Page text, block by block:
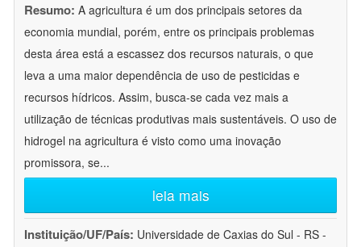
Resumo: A agricultura é um dos principais setores da
economia mundial, porém, entre os principais problemas
desta área está a escassez dos recursos naturais, o que
leva a uma maior dependência de uso de pesticidas e
recursos hídricos. Assim, busca-se cada vez mais a
utilização de técnicas produtivas mais sustentáveis. O uso de
hidrogel na agricultura é visto como uma inovação
promissora, se...
leia mais
Instituição/UF/País: Universidade de Caxias do Sul - RS -